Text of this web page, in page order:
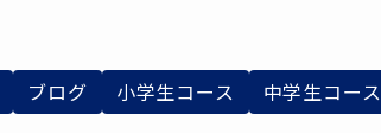
ブログ 小学生コース 中学生コース